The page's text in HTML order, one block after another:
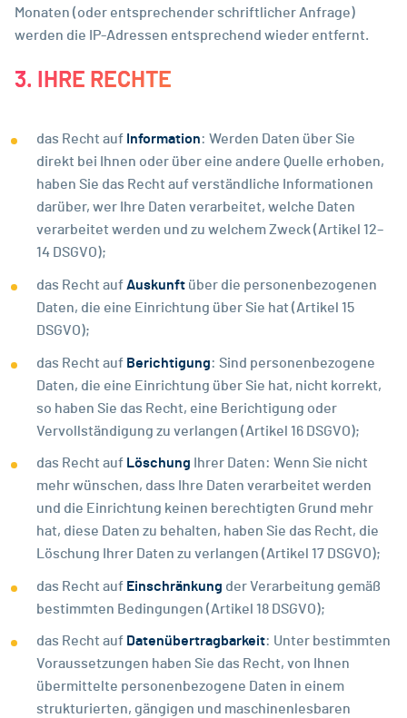
Monaten (oder entsprechender schriftlicher Anfrage)
werden die IP-Adressen entsprechend wieder entfernt.
3. IHRE RECHTE
das Recht auf Information: Werden Daten über Sie
direkt bei Ihnen oder über eine andere Quelle erhoben,
haben Sie das Recht auf verständliche Informationen
darüber, wer Ihre Daten verarbeitet, welche Daten
verarbeitet werden und zu welchem Zweck (Artikel 12–
14 DSGVO);
das Recht aufAuskunft über die personenbezogenen
Daten, die eine Einrichtung über Sie hat (Artikel 15
DSGVO);
das Recht auf Berichtigung: Sind personenbezogene
Daten, die eine Einrichtung über Sie hat, nicht korrekt,
so haben Sie das Recht, eine Berichtigung oder
Vervollständigung zu verlangen (Artikel 16 DSGVO);
das Recht auf Löschung Ihrer Daten: Wenn Sie nicht
mehr wünschen, dass Ihre Daten verarbeitet werden
und die Einrichtung keinen berechtigten Grund mehr
hat, diese Daten zu behalten, haben Sie das Recht, die
Löschung Ihrer Daten zu verlangen (Artikel 17 DSGVO);
das Recht auf Einschränkung der Verarbeitung gemäß
bestimmten Bedingungen (Artikel 18 DSGVO);
das Recht auf Datenübertragbarkeit: Unter bestimmten
Voraussetzungen haben Sie das Recht, von Ihnen
übermittelte personenbezogene Daten in einem
strukturierten, gängigen und maschinenlesbaren